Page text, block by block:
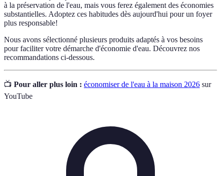
à la préservation de l'eau, mais vous ferez également des économies
substantielles. Adoptez ces habitudes dès aujourd'hui pour un foyer
plus responsable!
Nous avons sélectionné plusieurs produits adaptés à vos besoins
pour faciliter votre démarche d'économie d'eau. Découvrez nos
recommandations ci-dessous.
📺 Pour aller plus loin : économiser de l'eau à la maison 2026 sur
YouTube